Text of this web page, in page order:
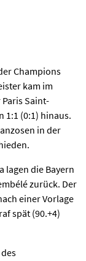
Champions
kam im
Saint-
1:1 (0:1) hinaus.
in der
lagen die Bayern
zurück. Der
einer Vorlage
spät (90.+4)